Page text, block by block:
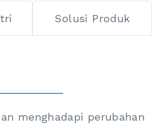
Solusi Produk
menghadapi perubahan